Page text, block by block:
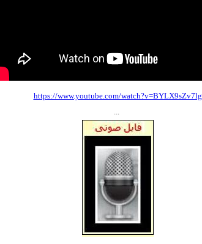
https://www.youtube.com/watch?v=BYLX9sZv7lg
...